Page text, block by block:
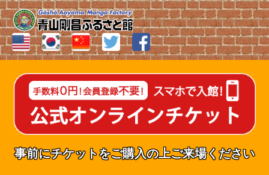
事前にチケットをご購入の上ご来場ください